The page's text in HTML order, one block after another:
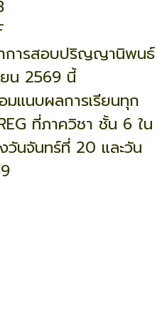
การสอบปริญญานิพนธ์
น 2569 นี้
แนบผลการเรียนทุก
ที่ภาควิชา ชั้น 6 ใน
วันจันทร์ที่ 20 และวัน